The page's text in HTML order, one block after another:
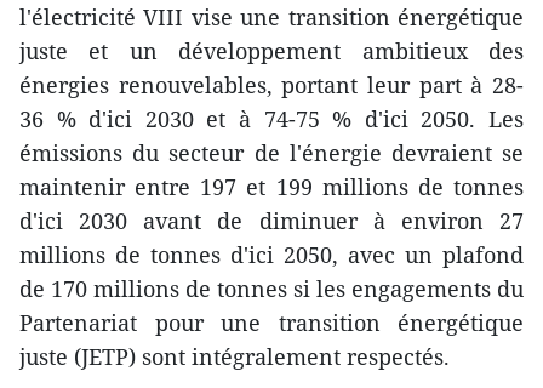
l'électricité VIII vise une transition énergétique
juste et un développement ambitieux des
énergies renouvelables, portant leur part à 28-
36 % d'ici 2030 et à 74-75 % d'ici 2050. Les
émissions du secteur de l'énergie devraient se
maintenir entre 197 et 199 millions de tonnes
d'ici 2030 avant de diminuer à environ 27
millions de tonnes d'ici 2050, avec un plafond
de 170 millions de tonnes si les engagements du
Partenariat pour une transition énergétique
juste (JETP) sont intégralement respectés.